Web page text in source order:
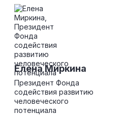
Елена Миркина
Президент Фонда
содействия развитию
человеческого
потенциала